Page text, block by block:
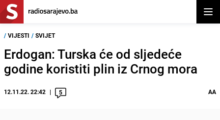
/ VIJESTI / SVIJET
Erdogan: Turska će od sljedeće
godine koristiti plin iz Crnog mora
12.11.22. 22:42 5 AA